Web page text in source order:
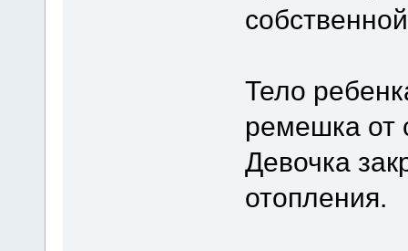
Тело
ремешка от
Девочка
отопления.